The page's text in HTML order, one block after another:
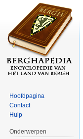
Hoofdpagina
Contact
Hulp
Onderwerpen